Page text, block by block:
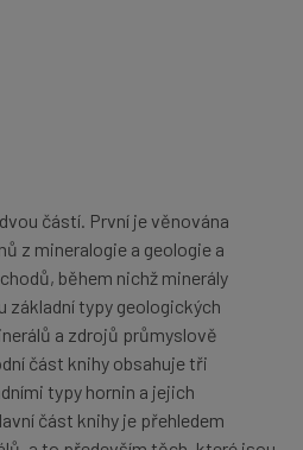
částí. První je věnována
z mineralogie a geologie a
během nichž minerály
základní typy geologických
a zdrojů průmyslově
část knihy obsahuje tři
typy hornin a jejich
část knihy je přehledem